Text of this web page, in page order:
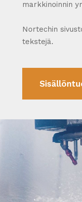
markkinoinnin
Nortechin
tekstejä.